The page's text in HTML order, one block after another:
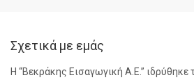
Σχετικά με εμάς
Η “Βεκράκης Εισαγωγική Α.Ε.” ιδρύθηκε